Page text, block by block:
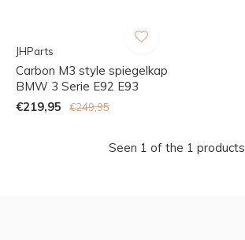
JHParts
Carbon M3 style spiegelkap
BMW 3 Serie E92 E93
€219,95
€249,95
Seen 1 of the 1 products